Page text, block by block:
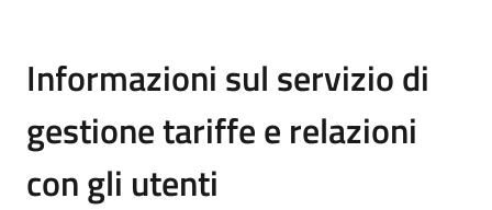
Informazioni sul servizio di
gestione tariffe e relazioni
con gli utenti